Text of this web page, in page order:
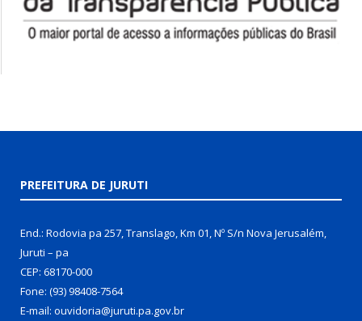
PREFEITURA DE JURUTI
End.: Rodovia pa 257, Translago, Km 01, Nº S/n Nova Jerusalém,
Juruti – pa
CEP: 68170-000
Fone: (93) 98408-7564
E-mail: ouvidoria@juruti.pa.gov.br